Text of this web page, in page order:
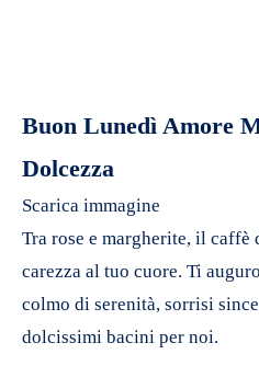
Buon Lunedì Amore
Dolcezza
Scarica immagine
Tra rose e margherite, il caffè
carezza al tuo cuore. Ti
colmo di serenità, sorrisi
dolcissimi bacini per noi.